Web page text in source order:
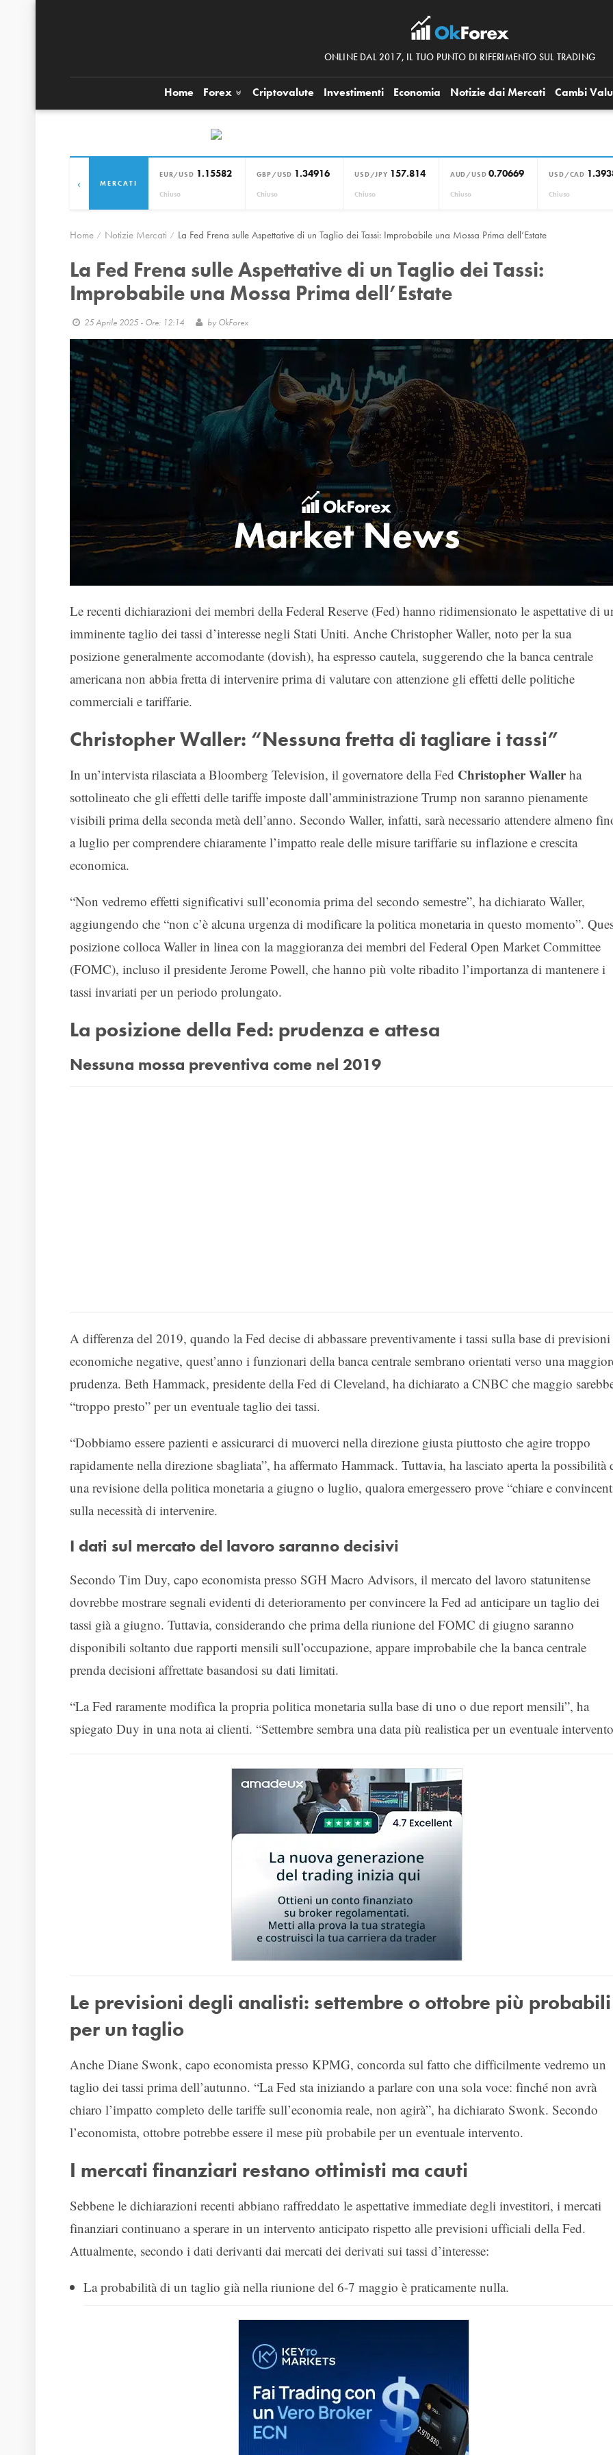
ONLINE DAL 2017, IL TUO PUNTO DI RIFERIMENTO SUL TRADING
Home Forex Criptovalute Investimenti Economia Notizie dai Mercati Cambi
MERCATI
EUR/USD 1.15582
Chiuso
GBP/USD 1.34916
Chiuso
USD/JPY 157.814
Chiuso
AUD/USD 0.70669
Chiuso
USD/CAD
Chiuso
‹
Home Notizie Mercati La Fed Frena sulle Aspettative di un Taglio dei Tassi: Improbabile una Mossa Prima dell’Estate
La Fed Frena sulle Aspettative di un Taglio dei Tassi:
Improbabile una Mossa Prima dell’Estate
25 Aprile 2025 - Ore: 12:14 by OkForex
Le recenti dichiarazioni dei membri della Federal Reserve (Fed) hanno ridimensionato le aspettative di
imminente taglio dei tassi d’interesse negli Stati Uniti. Anche Christopher Waller, noto per la sua
posizione generalmente accomodante (dovish), ha espresso cautela, suggerendo che la banca centrale
americana non abbia fretta di intervenire prima di valutare con attenzione gli effetti delle politiche
commerciali e tariffarie.
Christopher Waller: “Nessuna fretta di tagliare i tassi”
In un’intervista rilasciata a Bloomberg Television, il governatore della Fed Christopher Wallerha
sottolineato che gli effetti delle tariffe imposte dall’amministrazione Trump non saranno pienamente
visibili prima della seconda metà dell’anno. Secondo Waller, infatti, sarà necessario attendere almeno
a luglio per comprendere chiaramente l’impatto reale delle misure tariffarie su inflazione e crescita
economica.
“Non vedremo effetti significativi sull’economia prima del secondo semestre”, ha dichiarato Waller,
aggiungendo che “non c’è alcuna urgenza di modificare la politica monetaria in questo momento”.
posizione colloca Waller in linea con la maggioranza dei membri del Federal Open Market Committee
(FOMC), incluso il presidente Jerome Powell, che hanno più volte ribadito l’importanza di mantenere i
tassi invariati per un periodo prolungato.
La posizione della Fed: prudenza e attesa
Nessuna mossa preventiva come nel 2019
A differenza del 2019, quando la Fed decise di abbassare preventivamente i tassi sulla base di previsioni
economiche negative, quest’anno i funzionari della banca centrale sembrano orientati verso una
prudenza. Beth Hammack, presidente della Fed di Cleveland, ha dichiarato a CNBC che maggio
“troppo presto” per un eventuale taglio dei tassi.
“Dobbiamo essere pazienti e assicurarci di muoverci nella direzione giusta piuttosto che agire troppo
rapidamente nella direzione sbagliata”, ha affermato Hammack. Tuttavia, ha lasciato aperta la possibilità
una revisione della politica monetaria a giugno o luglio, qualora emergessero prove “chiare e
sulla necessità di intervenire.
I dati sul mercato del lavoro saranno decisivi
Secondo Tim Duy, capo economista presso SGH Macro Advisors, il mercato del lavoro statunitense
dovrebbe mostrare segnali evidenti di deterioramento per convincere la Fed ad anticipare un taglio dei
tassi già a giugno. Tuttavia, considerando che prima della riunione del FOMC di giugno saranno
disponibili soltanto due rapporti mensili sull’occupazione, appare improbabile che la banca centrale
prenda decisioni affrettate basandosi su dati limitati.
“La Fed raramente modifica la propria politica monetaria sulla base di uno o due report mensili”, ha
spiegato Duy in una nota ai clienti. “Settembre sembra una data più realistica per un eventuale
Le previsioni degli analisti: settembre o ottobre più probabili
per un taglio
Anche Diane Swonk, capo economista presso KPMG, concorda sul fatto che difficilmente vedremo un
taglio dei tassi prima dell’autunno. “La Fed sta iniziando a parlare con una sola voce: finché non avrà
chiaro l’impatto completo delle tariffe sull’economia reale, non agirà”, ha dichiarato Swonk. Secondo
l’economista, ottobre potrebbe essere il mese più probabile per un eventuale intervento.
I mercati finanziari restano ottimisti ma cauti
Sebbene le dichiarazioni recenti abbiano raffreddato le aspettative immediate degli investitori, i mercati
finanziari continuano a sperare in un intervento anticipato rispetto alle previsioni ufficiali della Fed.
Attualmente, secondo i dati derivanti dai mercati dei derivati sui tassi d’interesse:
La probabilità di un taglio già nella riunione del 6-7 maggio è praticamente nulla.